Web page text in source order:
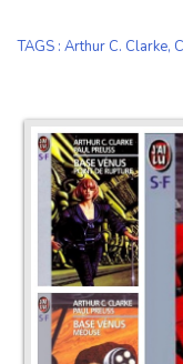
TAGS : Arthur C. Clarke,